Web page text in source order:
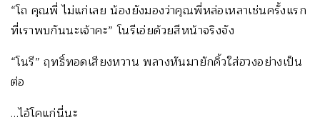
“โถ คุณพี่ ไม่แก่เลย น้องยังมองว่าคุณพี่หล่อเหลาเช่นครั้งแรก
ที่เราพบกันนะเจ้าคะ” โนรีเอ่ยด้วยสีหน้าจริงจัง
“โนรี” ฤทธิ์ทอดเสียงหวาน พลางหันมายักคิ้วใส่ฮวงอย่างเป็น
ต่อ
…ไอ้โคแก่นี่นะ